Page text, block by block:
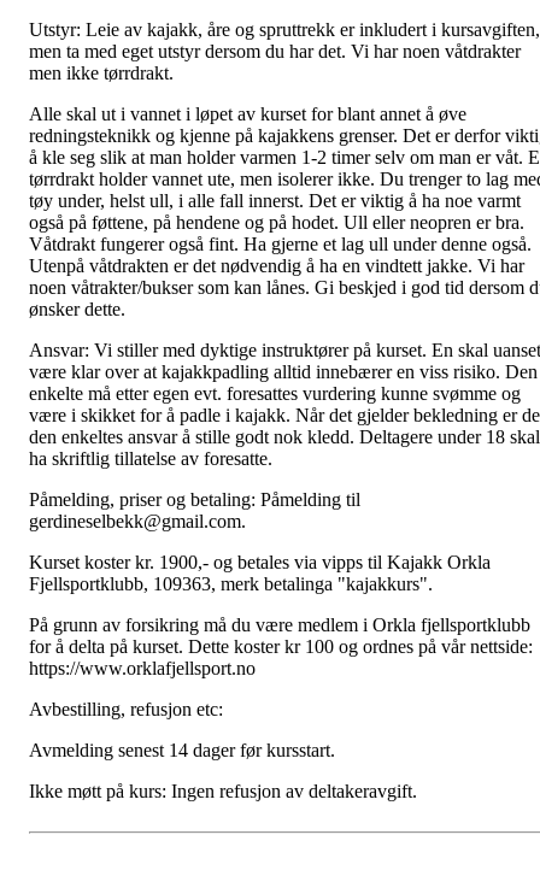
Utstyr: Leie av kajakk, åre og spruttrekk er inkludert i kursavgiften,
men ta med eget utstyr dersom du har det. Vi har noen våtdrakter
men ikke tørrdrakt.
Alle skal ut i vannet i løpet av kurset for blant annet å øve
redningsteknikk og kjenne på kajakkens grenser. Det er derfor
å kle seg slik at man holder varmen 1-2 timer selv om man er våt.
tørrdrakt holder vannet ute, men isolerer ikke. Du trenger to lag
tøy under, helst ull, i alle fall innerst. Det er viktig å ha noe varmt
også på føttene, på hendene og på hodet. Ull eller neopren er bra.
Våtdrakt fungerer også fint. Ha gjerne et lag ull under denne også.
Utenpå våtdrakten er det nødvendig å ha en vindtett jakke. Vi har
noen våtrakter/bukser som kan lånes. Gi beskjed i god tid dersom
ønsker dette.
Ansvar: Vi stiller med dyktige instruktører på kurset. En skal
være klar over at kajakkpadling alltid innebærer en viss risiko. Den
enkelte må etter egen evt. foresattes vurdering kunne svømme og
være i skikket for å padle i kajakk. Når det gjelder bekledning er
den enkeltes ansvar å stille godt nok kledd. Deltagere under 18 skal
ha skriftlig tillatelse av foresatte.
Påmelding, priser og betaling: Påmelding til
gerdineselbekk@gmail.com.
Kurset koster kr. 1900,- og betales via vipps til Kajakk Orkla
Fjellsportklubb, 109363, merk betalinga "kajakkurs".
På grunn av forsikring må du være medlem i Orkla fjellsportklubb
for å delta på kurset. Dette koster kr 100 og ordnes på vår nettside:
https://www.orklafjellsport.no
Avbestilling, refusjon etc:
Avmelding senest 14 dager før kursstart.
Ikke møtt på kurs: Ingen refusjon av deltakeravgift.